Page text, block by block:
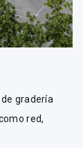
gradería
red,